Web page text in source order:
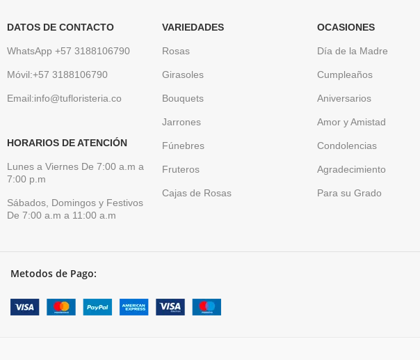
DATOS DE CONTACTO
WhatsApp +57 3188106790
Móvil:+57 3188106790
Email:info@tufloristeria.co
HORARIOS DE ATENCIÓN
Lunes a Viernes De 7:00 a.m a
7:00 p.m
Sábados, Domingos y Festivos
De 7:00 a.m a 11:00 a.m
VARIEDADES
Rosas
Girasoles
Bouquets
Jarrones
Fúnebres
Fruteros
Cajas de Rosas
OCASIONES
Día de la Madre
Cumpleaños
Aniversarios
Amor y Amistad
Condolencias
Agradecimiento
Para su Grado
Metodos de Pago: